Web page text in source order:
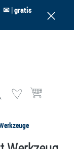
✉ | gratis
Warenkorb